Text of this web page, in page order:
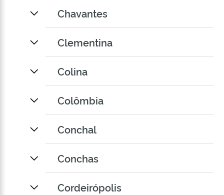
Chavantes
Clementina
Colina
Colômbia
Conchal
Conchas
Cordeirópolis